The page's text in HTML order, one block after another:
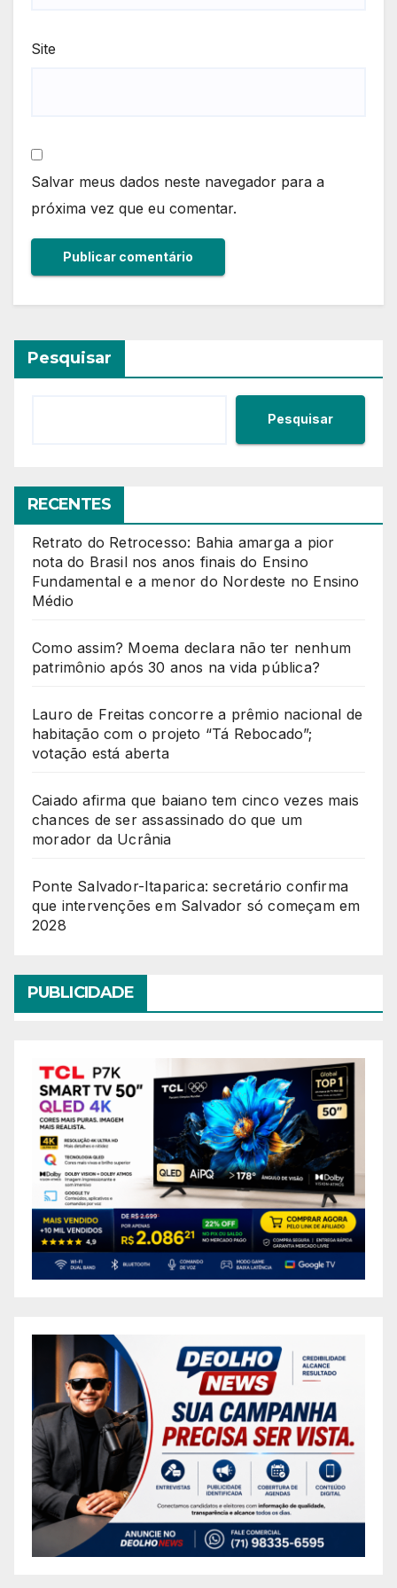
Site
Salvar meus dados neste navegador para a
próxima vez que eu comentar.
Pesquisar
Pesquisar
RECENTES
Retrato do Retrocesso: Bahia amarga a pior
nota do Brasil nos anos finais do Ensino
Fundamental e a menor do Nordeste no Ensino
Médio
Como assim? Moema declara não ter nenhum
patrimônio após 30 anos na vida pública?
Lauro de Freitas concorre a prêmio nacional de
habitação com o projeto “Tá Rebocado”;
votação está aberta
Caiado afirma que baiano tem cinco vezes mais
chances de ser assassinado do que um
morador da Ucrânia
Ponte Salvador-Itaparica: secretário confirma
que intervenções em Salvador só começam em
2028
PUBLICIDADE